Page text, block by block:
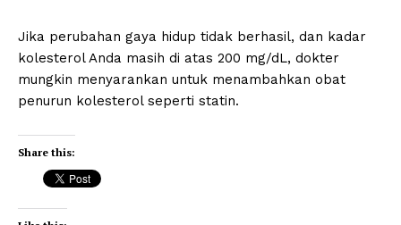
Jika perubahan gaya hidup tidak berhasil, dan kadar
kolesterol Anda masih di atas 200 mg/dL, dokter
mungkin menyarankan untuk menambahkan obat
penurun kolesterol seperti statin.
Share this: